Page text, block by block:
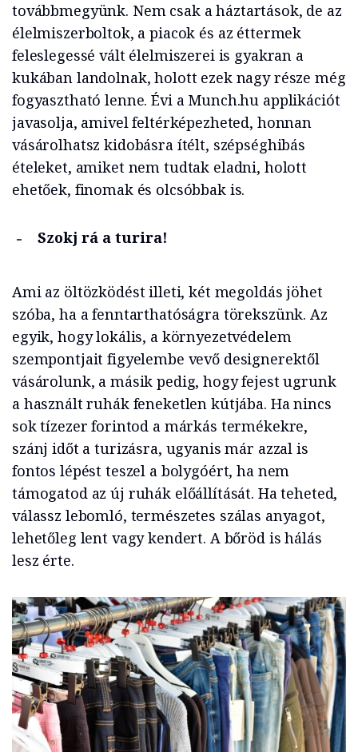
továbbmegyünk. Nem csak a háztartások, de az
élelmiszerboltok, a piacok és az éttermek
feleslegessé vált élelmiszerei is gyakran a
kukában landolnak, holott ezek nagy része még
fogyasztható lenne. Évi a Munch.hu applikációt
javasolja, amivel feltérképezheted, honnan
vásárolhatsz kidobásra ítélt, szépséghibás
ételeket, amiket nem tudtak eladni, holott
ehetőek, finomak és olcsóbbak is.
Szokj rá a turira!
Ami az öltözködést illeti, két megoldás jöhet
szóba, ha a fenntarthatóságra törekszünk. Az
egyik, hogy lokális, a környezetvédelem
szempontjait figyelembe vevő designerektől
vásárolunk, a másik pedig, hogy fejest ugrunk
a használt ruhák feneketlen kútjába. Ha nincs
sok tízezer forintod a márkás termékekre,
szánj időt a turizásra, ugyanis már azzal is
fontos lépést teszel a bolygóért, ha nem
támogatod az új ruhák előállítását. Ha teheted,
válassz lebomló, természetes szálas anyagot,
lehetőleg lent vagy kendert. A bőröd is hálás
lesz érte.